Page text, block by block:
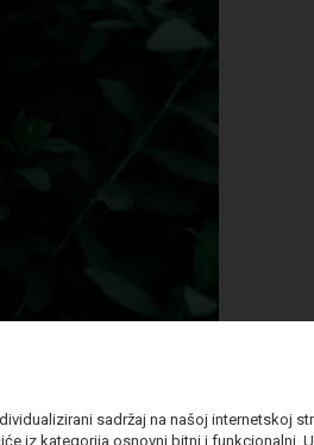
sadržaj na našoj internetskoj
iz kategorija osnovni bitni i funkcionalni. U